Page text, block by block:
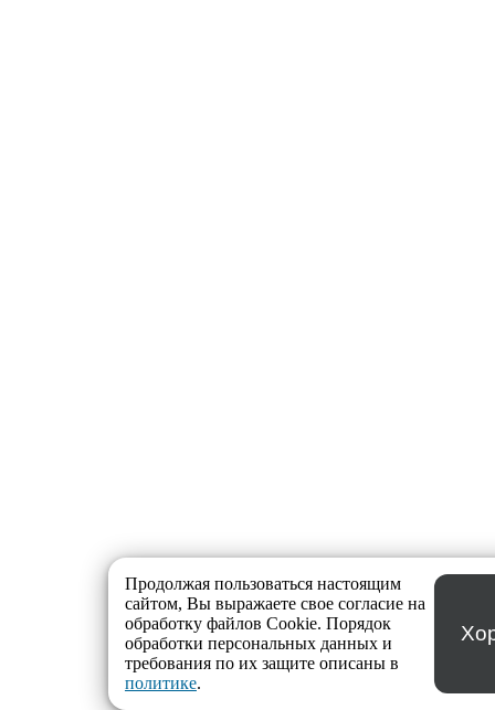
Продолжая пользоваться настоящим
сайтом, Вы выражаете свое согласие на
обработку файлов Cookie. Порядок
обработки персональных данных и
требования по их защите описаны в
политике.